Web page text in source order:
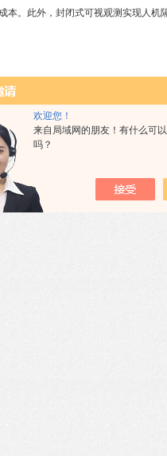
欢迎您！
来自局域网的朋友！有什么可
吗？
本。此外，封闭式可视观测实现人
箱结构材料选型与应用分析
低温湿热试验箱四大结构和